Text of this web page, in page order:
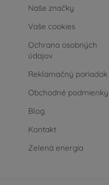
Naše značky
Vaše cookies
Ochrana osobných
údajov
Reklamačný poriadok
Obchodné podmienky
Blog
Kontakt
Zelená energia